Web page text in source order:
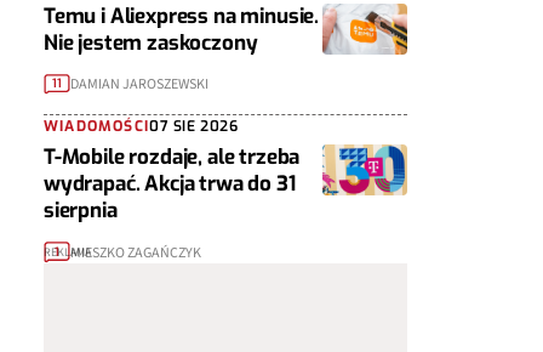
Temu i Aliexpress na minusie.
Nie jestem zaskoczony
11 DAMIAN JAROSZEWSKI
WIADOMOŚCI07 SIE 2026
T-Mobile rozdaje, ale trzeba
wydrapać. Akcja trwa do 31
sierpnia
1 MIESZKO ZAGAŃCZYK